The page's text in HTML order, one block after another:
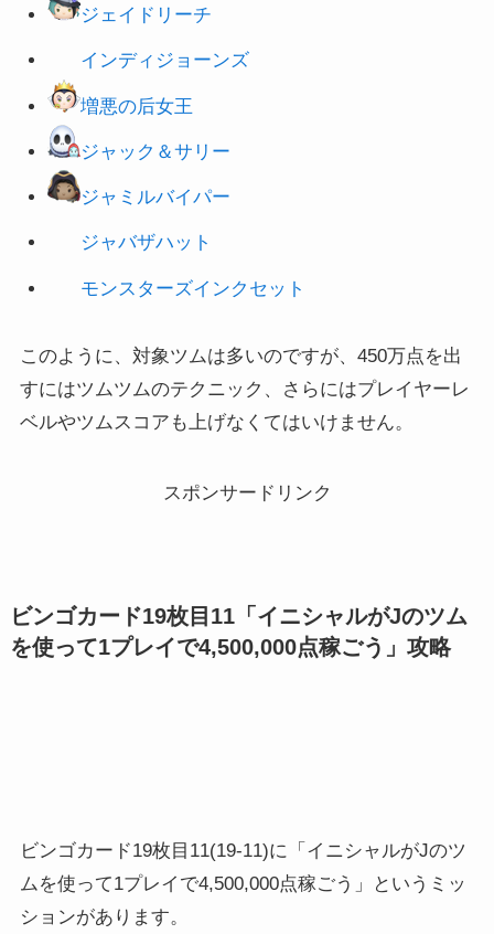
インディジョーンズ
増悪の后女王
ジャック＆サリー
ジャミルバイパー
ジャバザハット
モンスターズインクセット
すにはツムツムのテクニック、さらにはプレイヤーレ
ベルやツムスコアも上げなくてはいけません。
を使って1プレイで4,500,000点稼ごう」攻略
ムを使って1プレイで4,500,000点稼ごう」というミッ
ションがあります。